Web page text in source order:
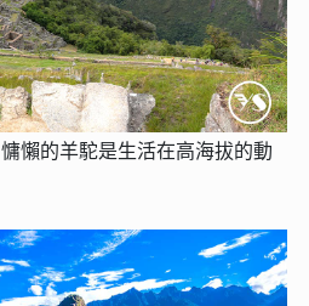
慵懶的羊駝是生活在高海拔的動